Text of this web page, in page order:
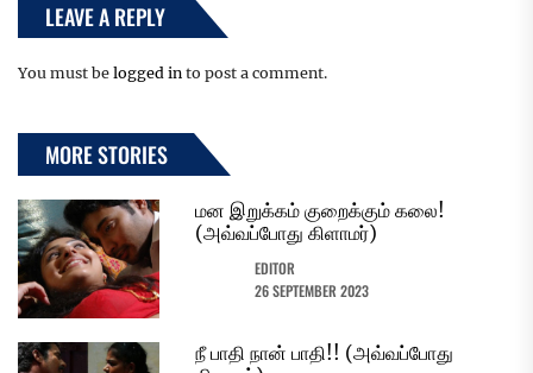
LEAVE A REPLY
You must be logged in to post a comment.
MORE STORIES
மன இறுக்கம் குறைக்கும் கலை!
(அவ்வப்போது கிளாமர்)
EDITOR
26 SEPTEMBER 2023
நீ பாதி நான் பாதி!! (அவ்வப்போது